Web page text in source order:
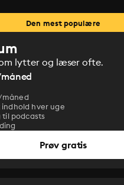
Den mest populære
lytter og læser ofte.
måned
indhold hver uge
til podcasts
Prøv gratis